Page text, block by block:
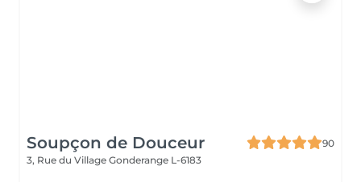
Soupçon de Douceur
90
3, Rue du Village Gonderange L-6183